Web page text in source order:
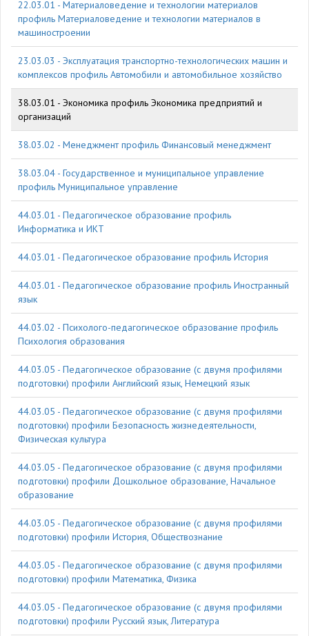
22.03.01 - Материаловедение и технологии материалов
профиль Материаловедение и технологии материалов в
машиностроении
23.03.03 - Эксплуатация транспортно-технологических машин и
комплексов профиль Автомобили и автомобильное хозяйство
38.03.01 - Экономика профиль Экономика предприятий и
организаций
38.03.02 - Менеджмент профиль Финансовый менеджмент
38.03.04 - Государственное и муниципальное управление
профиль Муниципальное управление
44.03.01 - Педагогическое образование профиль
Информатика и ИКТ
44.03.01 - Педагогическое образование профиль История
44.03.01 - Педагогическое образование профиль Иностранный
язык
44.03.02 - Психолого-педагогическое образование профиль
Психология образования
44.03.05 - Педагогическое образование (с двумя профилями
подготовки) профили Английский язык, Немецкий язык
44.03.05 - Педагогическое образование (с двумя профилями
подготовки) профили Безопасность жизнедеятельности,
Физическая культура
44.03.05 - Педагогическое образование (с двумя профилями
подготовки) профили Дошкольное образование, Начальное
образование
44.03.05 - Педагогическое образование (с двумя профилями
подготовки) профили История, Обществознание
44.03.05 - Педагогическое образование (с двумя профилями
подготовки) профили Математика, Физика
44.03.05 - Педагогическое образование (с двумя профилями
подготовки) профили Русский язык, Литература